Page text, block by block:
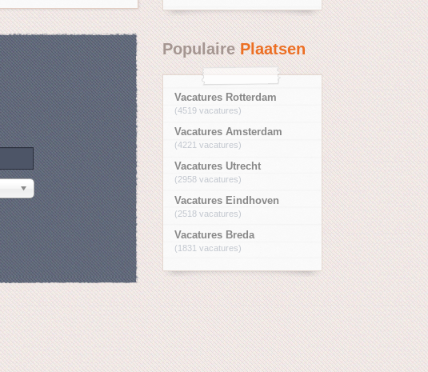
PopulairePlaatsen
Vacatures Rotterdam
(4519 vacatures)
Vacatures Amsterdam
(4221 vacatures)
Vacatures Utrecht
(2958 vacatures)
Vacatures Eindhoven
(2518 vacatures)
Vacatures Breda
(1831 vacatures)